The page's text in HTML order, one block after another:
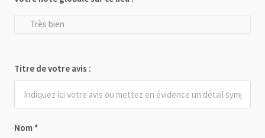
Nom *
Très bien
Titre de votre avis :